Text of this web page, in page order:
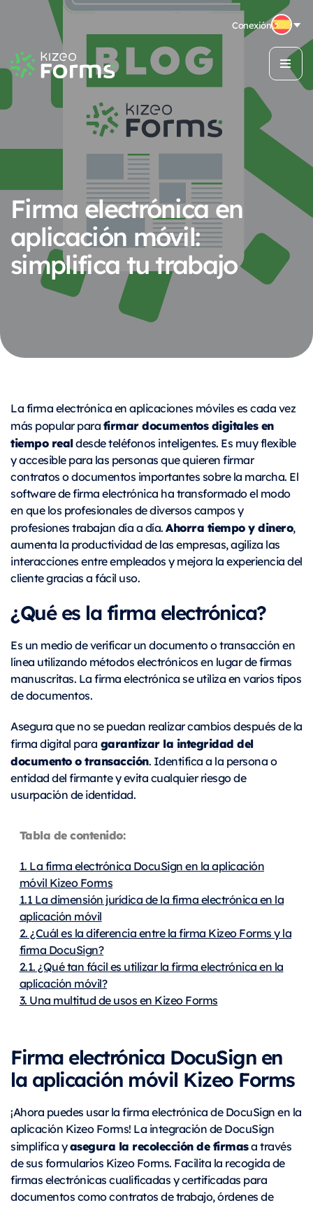
Conexión
Firma electrónica en
aplicación móvil:
simplifica tu trabajo
La firma electrónica en aplicaciones móviles es cada vez
más popular parafirmar documentos digitales en
tiempo realdesde teléfonos inteligentes. Es muy flexible
y accesible para las personas que quieren firmar
contratos o documentos importantes sobre la marcha. El
software de firma electrónica ha transformado el modo
en que los profesionales de diversos campos y
profesiones trabajan día a día.Ahorra tiempo y dinero,
aumenta la productividad de las empresas, agiliza las
interacciones entre empleados y mejora la experiencia del
cliente gracias a fácil uso.
¿Qué es la firma electrónica?
Es un medio de verificar un documento o transacción en
línea utilizando métodos electrónicos en lugar de firmas
manuscritas. La firma electrónica se utiliza en varios tipos
de documentos.
Asegura que no se puedan realizar cambios después de la
firma digital para garantizar la integridad del
documento o transacción. Identifica a la persona o
entidad del firmante y evita cualquier riesgo de
usurpación de identidad.
Tabla de contenido:
1. La firma electrónica DocuSign en la aplicación
móvil Kizeo Forms
1.1 La dimensión jurídica de la firma electrónica en la
aplicación móvil
2. ¿Cuál es la diferencia entre la firma Kizeo Forms y la
firma DocuSign?
2.1. ¿Qué tan fácil es utilizar la firma electrónica en la
aplicación móvil?
3. Una multitud de usos en Kizeo Forms
Firma electrónica DocuSign en
la aplicación móvil Kizeo Forms
¡Ahora puedes usar la firma electrónica de DocuSign en la
aplicación Kizeo Forms! La integración de DocuSign
simplifica yasegura la recolección de firmasa través
de sus formularios Kizeo Forms. Facilita la recogida de
firmas electrónicas cualificadas y certificadas para
documentos como contratos de trabajo, órdenes de